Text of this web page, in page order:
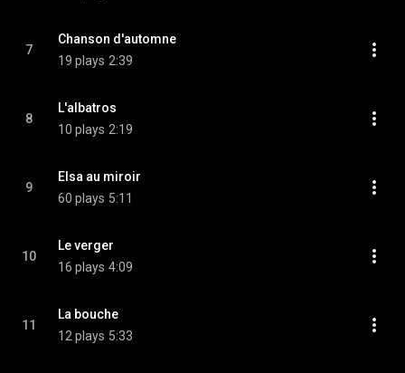
7
Chanson d'automne
19 plays 2:39
8
L'albatros
10 plays 2:19
9
Elsa au miroir
60 plays 5:11
10
Le verger
16 plays 4:09
11
La bouche
12 plays 5:33